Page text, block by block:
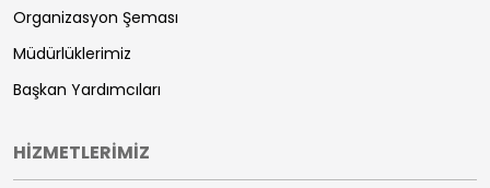
Organizasyon Şeması
Müdürlüklerimiz
Başkan Yardımcıları
HİZMETLERİMİZ